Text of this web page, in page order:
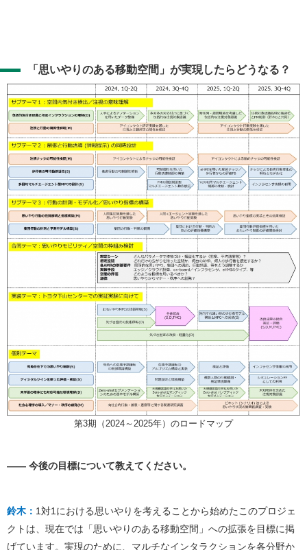
「思いやりのある移動空間」が実現したらどうなる？
第3期（2024～2025年）のロードマップ
―― 今後の目標について教えてください。
鈴木： 1対1における思いやりを考えることから始めたこのプロジェ
クトは、現在では「思いやりのある移動空間」への拡張を目標に掲
げています。実現のために、マルチなインタラクションを各分野か